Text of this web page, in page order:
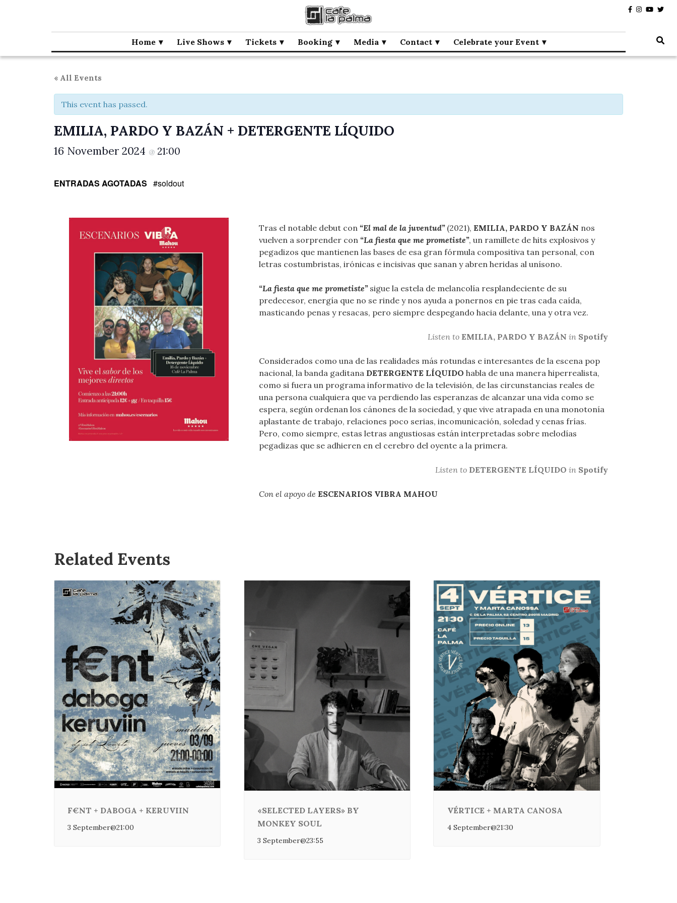
Café la Palma
Programming live music in Madrid since 1995.
Home Live Shows Tickets Booking Media Contact Celebrate your Event
« All Events
This event has passed.
EMILIA, PARDO Y BAZÁN + DETERGENTE LÍQUIDO
16 November 2024 @ 21:00
ENTRADAS AGOTADAS #soldout
Tras el notable debut con“El mal de la juventud” (2021), EMILIA, PARDO Y BAZÁN nos
vuelven a sorprender con “La fiesta que me prometiste”, un ramillete de hits explosivos y
pegadizos que mantienen las bases de esa gran fórmula compositiva tan personal, con
letras costumbristas, irónicas e incisivas que sanan y abren heridas al unísono.
“La fiesta que me prometiste”sigue la estela de melancolía resplandeciente de su
predecesor, energía que no se rinde y nos ayuda a ponernos en pie tras cada caída,
masticando penas y resacas, pero siempre despegando hacia delante, una y otra vez.
Listen to EMILIA, PARDO Y BAZÁN in Spotify
Considerados como una de las realidades más rotundas e interesantes de la escena pop
nacional, la banda gaditana DETERGENTE LÍQUIDO habla de una manera hiperrealista,
como si fuera un programa informativo de la televisión, de las circunstancias reales de
una persona cualquiera que va perdiendo las esperanzas de alcanzar una vida como se
espera, según ordenan los cánones de la sociedad, y que vive atrapada en una monotonía
aplastante de trabajo, relaciones poco serias, incomunicación, soledad y cenas frías.
Pero, como siempre, estas letras angustiosas están interpretadas sobre melodías
pegadizas que se adhieren en el cerebro del oyente a la primera.
Listen to DETERGENTE LÍQUIDO in Spotify
Con el apoyo de ESCENARIOS VIBRA MAHOU
Related Events
F€NT + DABOGA + KERUVIIN
3 September@21:00
«SELECTED LAYERS» BY
MONKEY SOUL
3 September@23:55
VÉRTICE + MARTA CANOSA
4 September@21:30